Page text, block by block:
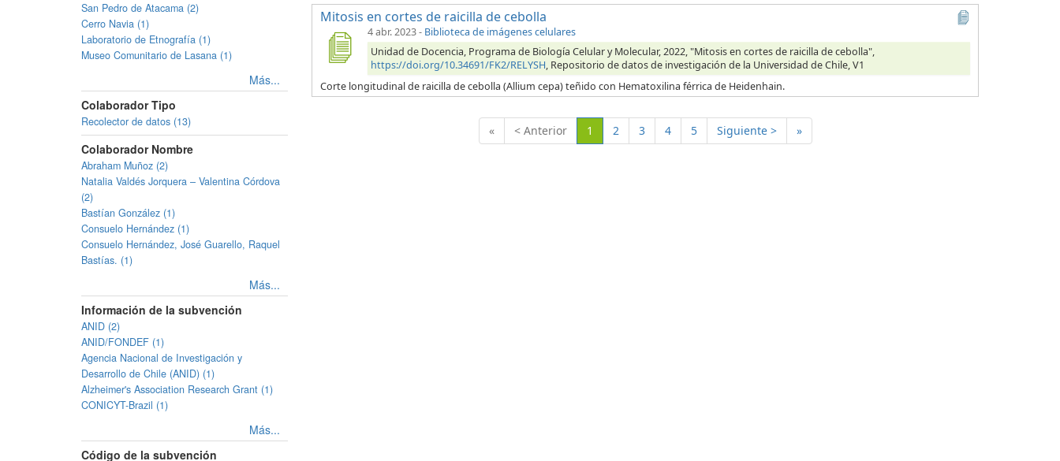
San Pedro de Atacama (2)
Cerro Navia (1)
Laboratorio de Etnografía (1)
Museo Comunitario de Lasana (1)
Más...
Colaborador Tipo
Recolector de datos (13)
Colaborador Nombre
Abraham Muñoz (2)
Natalia Valdés Jorquera – Valentina Córdova
(2)
Bastían González (1)
Consuelo Hernández (1)
Consuelo Hernández, José Guarello, Raquel
Bastías. (1)
Más...
Información de la subvención
ANID (2)
ANID/FONDEF (1)
Agencia Nacional de Investigación y
Desarrollo de Chile (ANID) (1)
Alzheimer's Association Research Grant (1)
CONICYT-Brazil (1)
Más...
Código de la subvención
Mitosis en cortes de raicilla de cebolla
4 abr. 2023- Biblioteca de imágenes celulares
Unidad de Docencia, Programa de Biología Celular y Molecular, 2022, "Mitosis en cortes de raicilla de cebolla",
https://doi.org/10.34691/FK2/RELYSH, Repositorio de datos de investigación de la Universidad de Chile, V1
Corte longitudinal de raicilla de cebolla (Allium cepa) teñido con Hematoxilina férrica de Heidenhain.
« < Anterior 1 (Actual)
2 3 4 5 Siguiente > »